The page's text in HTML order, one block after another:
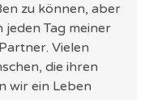
zu können, aber
jeden Tag meiner
Vielen
die ihren
wir ein Leben